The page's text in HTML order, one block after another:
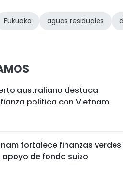
Fukuoka aguas residuales
australiano destaca
política con Vietnam
fortalece finanzas verdes
apoyo de fondo suizo